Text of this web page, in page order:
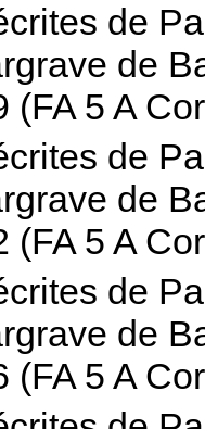
de
de
(FA 5 A
de
de
(FA 5 A
de
de
(FA 5 A